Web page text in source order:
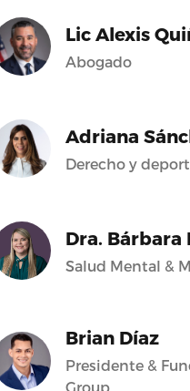
Lic Alexis
Abogado
Adriana
Derecho y
Dra. Bárbara
Salud Mental &
Brian Díaz
Presidente &
Group